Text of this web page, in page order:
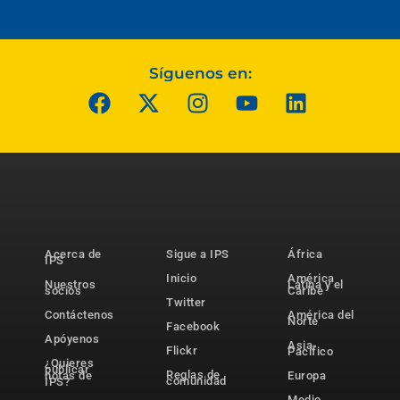
Síguenos en:
Acerca de
IPS
Nuestros
socios
Contáctenos
Apóyenos
¿Quieres
publicar
notas de
IPS?
Sigue a IPS
Inicio
Twitter
Facebook
Flickr
Reglas de
comunidad
África
América
Latina y el
Caribe
América del
Norte
Asia-
Pacífico
Europa